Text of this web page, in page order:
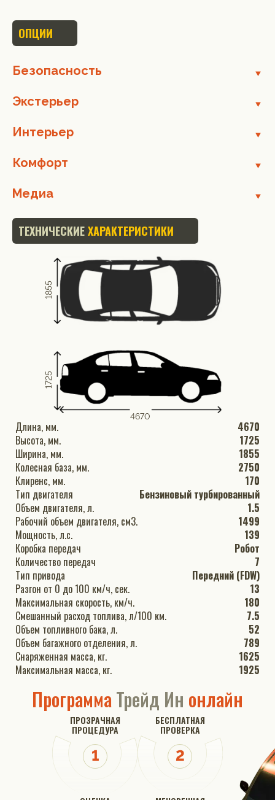
ОПЦИИ
Безопасность
Экстерьер
Интерьер
Комфорт
Медиа
ТЕХНИЧЕСКИЕХАРАКТЕРИСТИКИ
4670
1725
1855
Длина, мм.
4670
Высота, мм.
1725
Ширина, мм.
1855
Колесная база, мм.
2750
Клиренс, мм.
170
Тип двигателя
Бензиновый турбированный
Объем двигателя, л.
1.5
Рабочий объем двигателя, см3.
1499
Мощность, л.с.
139
Коробка передач
Робот
Количество передач
7
Тип привода
Передний (FDW)
Разгон от 0 до 100 км/ч, сек.
13
Максимальная скорость, км/ч.
180
Смешанный расход топлива, л/100 км.
7.5
Объем топливного бака, л.
52
Объем багажного отделения, л.
789
Снаряженная масса, кг.
1625
Максимальная масса, кг.
1925
ПрограммаТрейд Ин онлайн
ПРОЗРАЧНАЯ
ПРОЦЕДУРА
БЕСПЛАТНАЯ
ПРОВЕРКА